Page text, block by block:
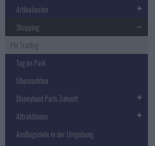
Artikelserien
Shopping
Pin Trading
Tag im Park
Übernachten
Disneyland Paris Zukunft
Attraktionen
Ausflugsziele in der Umgebung